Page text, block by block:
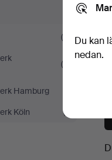
(6)
(4)
Hamburg
Köln
(1)
Du kan
nedan.